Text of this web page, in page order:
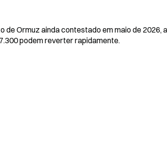
de Ormuz ainda contestado em maio de
podem reverter rapidamente.